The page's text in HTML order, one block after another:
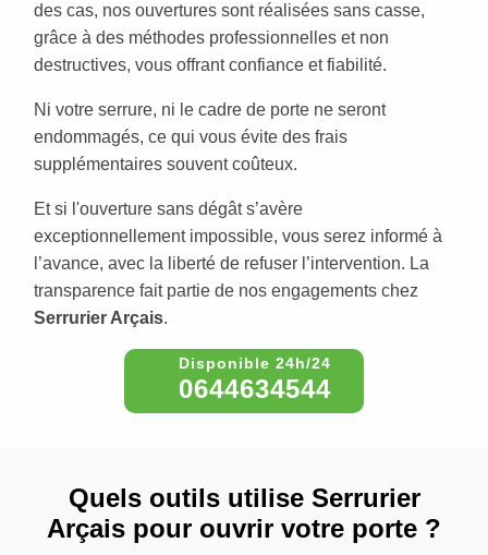
des cas, nos ouvertures sont réalisées sans casse,
grâce à des méthodes professionnelles et non
destructives, vous offrant confiance et fiabilité.
Ni votre serrure, ni le cadre de porte ne seront
endommagés, ce qui vous évite des frais
supplémentaires souvent coûteux.
Et si l'ouverture sans dégât s’avère
exceptionnellement impossible, vous serez informé à
l’avance, avec la liberté de refuser l’intervention. La
transparence fait partie de nos engagements chez
Serrurier Arçais.
0644634544
Quels outils utilise Serrurier
Arçais pour ouvrir votre porte ?